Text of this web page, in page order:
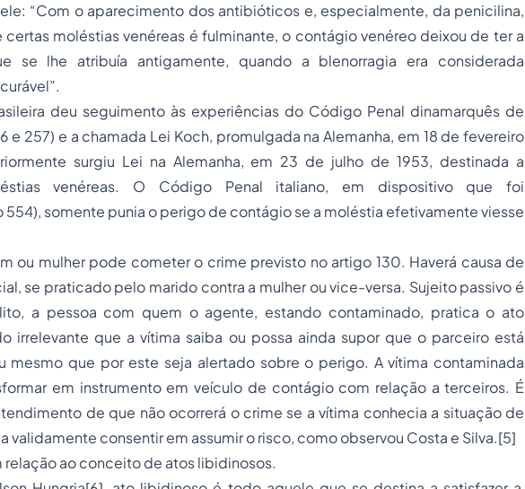
“Com o aparecimento dos antibióticos e, especialmente, da penicilina,
certas moléstias venéreas é fulminante, o contágio venéreo deixou de ter a
se lhe atribuía antigamente, quando a blenorragia era considerada
deu seguimento às experiências do Código Penal dinamarquês de
e 257) e a chamada Lei Koch, promulgada na Alemanha, em 18 de fevereiro
surgiu Lei na Alemanha, em 23 de julho de 1953, destinada a
venéreas. O Código Penal italiano, em dispositivo que foi
somente punia o perigo de contágio se a moléstia efetivamente viesse
ou mulher pode cometer o crime previsto no artigo 130. Haverá causa de
se praticado pelo marido contra a mulher ou vice-versa. Sujeito passivo é
a pessoa com quem o agente, estando contaminado, pratica o ato
irrelevante que a vítima saiba ou possa ainda supor que o parceiro está
mesmo que por este seja alertado sobre o perigo. A vítima contaminada
em instrumento em veículo de contágio com relação a terceiros. É
de que não ocorrerá o crime se a vítima conhecia a situação de
validamente consentir em assumir o risco, como observou Costa e Silva.[5]
ao conceito de atos libidinosos.